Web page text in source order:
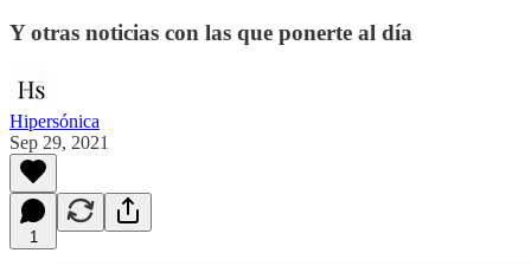
Y otras noticias con las que ponerte al día
Hipersónica
Sep 29, 2021
1